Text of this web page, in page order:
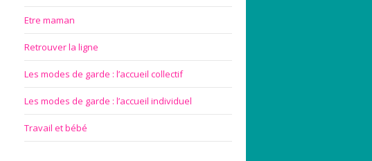
Etre maman
Retrouver la ligne
Les modes de garde : l’accueil collectif
Les modes de garde : l’accueil individuel
Travail et bébé